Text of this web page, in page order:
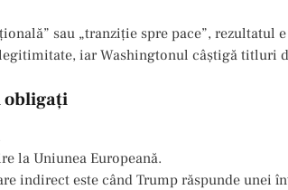
sau „tranziție spre pace”, rezultatul
iar Washingtonul câștigă titluri
obligați
la Uniunea Europeană.
indirect este când Trump răspunde unei